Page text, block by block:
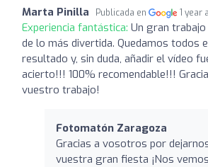
Marta Pinilla Publicada en 1 year
Experiencia fantástica: Un gran trabajo
de lo más divertida. Quedamos todos
resultado y, sin duda, añadir el vídeo
acierto!!! 100% recomendable!!!
vuestro trabajo!
Fotomatón Zaragoza
Gracias a vosotros por
vuestra gran fiesta ¡Nos